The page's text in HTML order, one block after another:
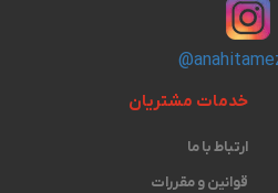
خدمات مشتریان
ارتباط با ما
قوانین و مقررات